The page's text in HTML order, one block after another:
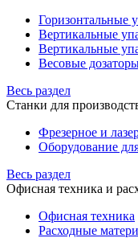
Горизонтальные
Вертикальные
Вертикальные
Весовые
Весь раздел
Станки для
Фрезерное и
Оборудование
Весь раздел
Офисная техника и
Офисная техника
Расходные